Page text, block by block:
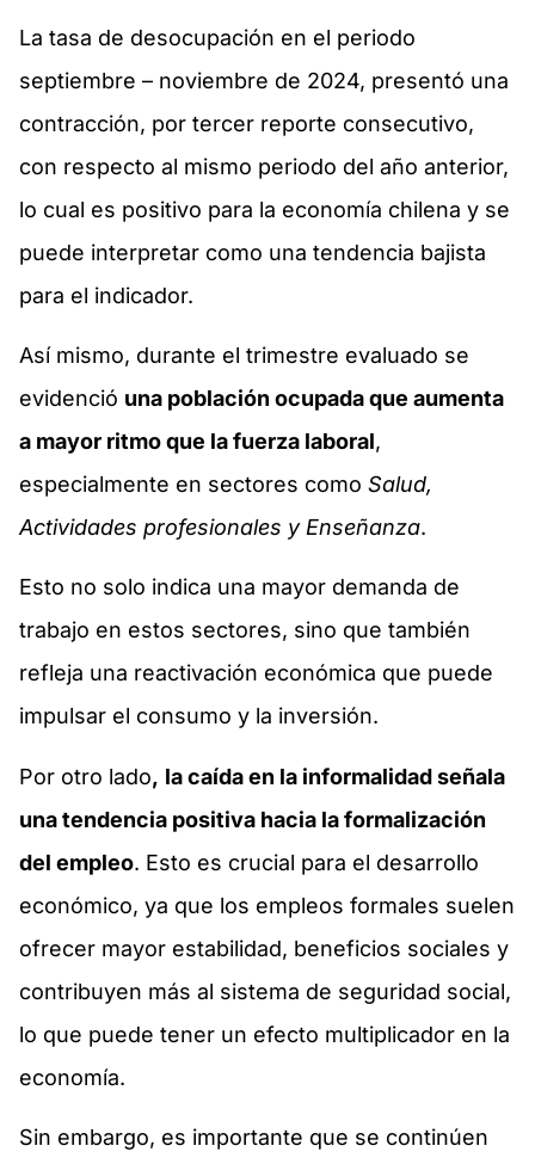
La tasa de desocupación en el periodo
septiembre – noviembre de 2024, presentó una
contracción, por tercer reporte consecutivo,
con respecto al mismo periodo del año anterior,
lo cual es positivo para la economía chilena y se
puede interpretar como una tendencia bajista
para el indicador.
Así mismo, durante el trimestre evaluado se
evidenció una población ocupada que aumenta
a mayor ritmo que la fuerza laboral,
especialmente en sectores como Salud,
Actividades profesionales y Enseñanza.
Esto no solo indica una mayor demanda de
trabajo en estos sectores, sino que también
refleja una reactivación económica que puede
impulsar el consumo y la inversión.
Por otro lado, la caída en la informalidad señala
una tendencia positiva hacia la formalización
del empleo. Esto es crucial para el desarrollo
económico, ya que los empleos formales suelen
ofrecer mayor estabilidad, beneficios sociales y
contribuyen más al sistema de seguridad social,
lo que puede tener un efecto multiplicador en la
economía.
Sin embargo, es importante que se continúen